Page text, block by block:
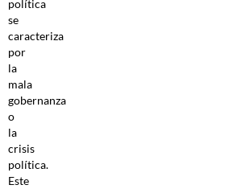
política
se
caracteriza
por
la
mala
gobernanza
o
la
crisis
política.
Este